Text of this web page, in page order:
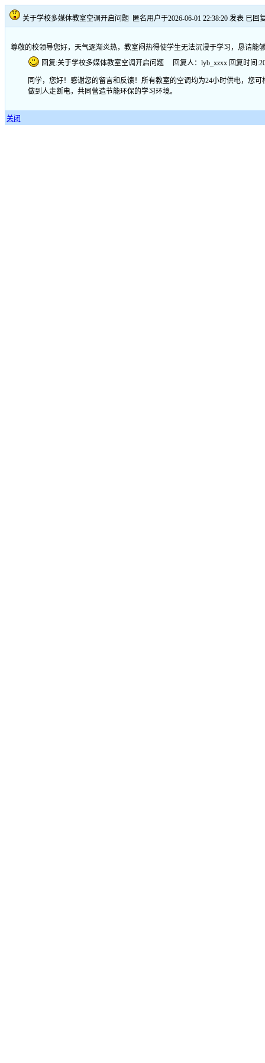
关于学校多媒体教室空调开启问题 匿名用户于2026-06-01 22:38:20 发表 已回
尊敬的校领导您好，天气逐渐炎热，教室闷热得使学生无法沉浸于学习，恳请能
回复:关于学校多媒体教室空调开启问题 回复人：lyb_xzxx 回复时间
同学，您好！感谢您的留言和反馈！所有教室的空调均为24小时供电，您
做到人走断电，共同营造节能环保的学习环境。
关闭